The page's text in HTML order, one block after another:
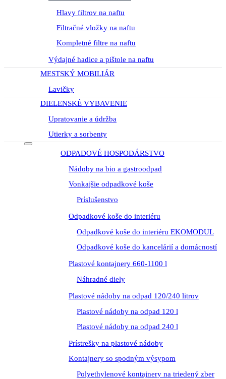
Hlavy filtrov na naftu
Filtračné vložky na naftu
Kompletné filtre na naftu
Výdajné hadice a pištole na naftu
MESTSKÝ MOBILIÁR
Lavičky
DIELENSKÉ VYBAVENIE
Upratovanie a údržba
Utierky a sorbenty
ODPADOVÉ HOSPODÁRSTVO
Nádoby na bio a gastroodpad
Vonkajšie odpadkové koše
Príslušenstvo
Odpadkové koše do interiéru
Odpadkové koše do interiéru EKOMODUL
Odpadkové koše do kancelárií a domácností
Plastové kontajnery 660-1100 l
Náhradné diely
Plastové nádoby na odpad 120/240 litrov
Plastové nádoby na odpad 120 l
Plastové nádoby na odpad 240 l
Prístrešky na plastové nádoby
Kontajnery so spodným výsypom
Polyethylenové kontajnery na triedený zber